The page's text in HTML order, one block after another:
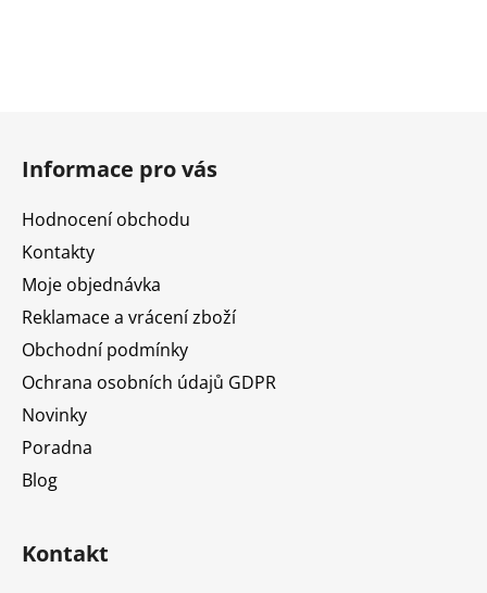
Informace pro vás
Hodnocení obchodu
Kontakty
Moje objednávka
Reklamace a vrácení zboží
Obchodní podmínky
Ochrana osobních údajů GDPR
Novinky
Poradna
Blog
Kontakt